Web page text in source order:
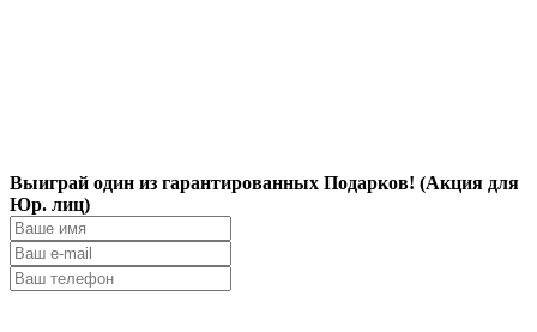
Выиграй один из гарантированных Подарков! (Акция для
Юр. лиц)